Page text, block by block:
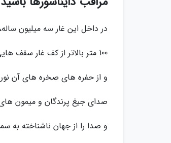
در داخل این غار سه میلیون
100 متر بالاتر از کف غار سقف هایی است که از شکاف آن ها آب می چکد،
و از حفره های صخره های آن
صدای جیغ پرندگان و میمون
و صدا را از جهان ناشناخته